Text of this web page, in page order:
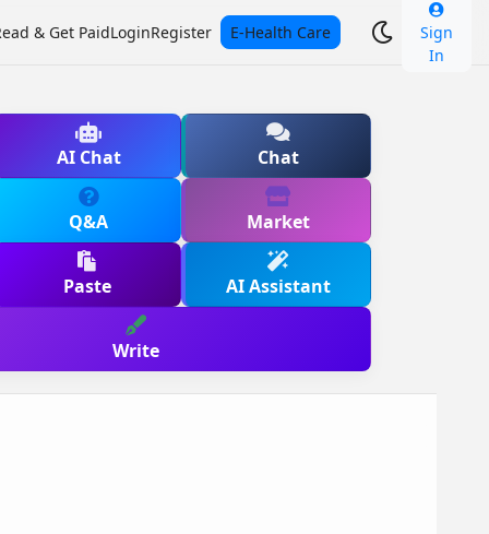
& Get PaidLoginRegister E-Health Care
Sign
In
AI Chat Chat
Q&A Market
Paste AI Assistant
Write